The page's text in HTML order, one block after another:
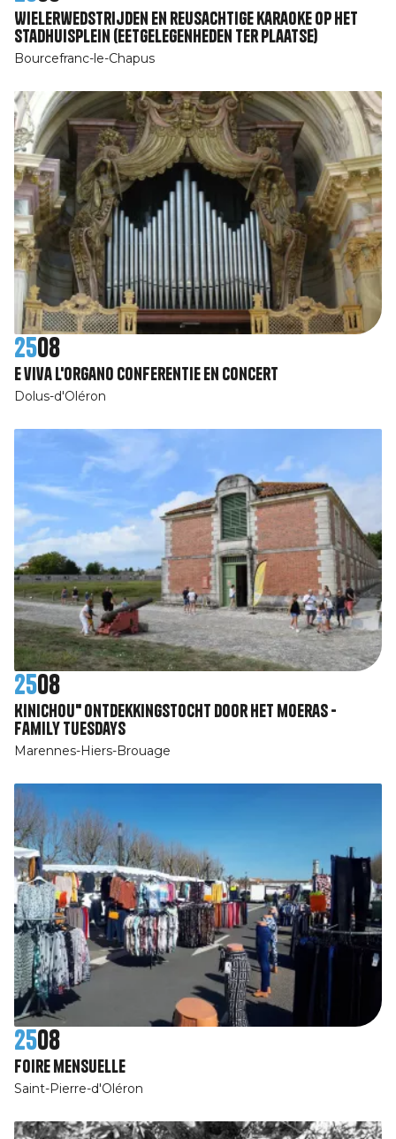
Wielerwedstrijden en reusachtige karaoke op het
stadhuisplein (eetgelegenheden ter plaatse)
Bourcefranc-le-Chapus
2508
E viva l'organo Conferentie en concert
Dolus-d'Oléron
2508
Kinichou" ontdekkingstocht door het moeras -
Family Tuesdays
Marennes-Hiers-Brouage
2508
Foire mensuelle
Saint-Pierre-d'Oléron